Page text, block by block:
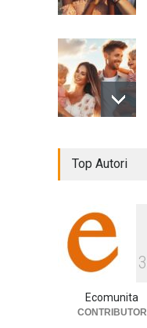
Top Autori
3
Ecomunita
CONTRIBUTOR